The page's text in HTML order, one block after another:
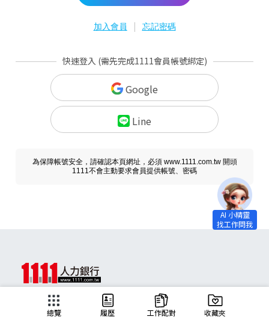
加入會員 | 忘記密碼
快速登入 (需先完成1111會員帳號綁定)
Google
Line
為保障帳號安全，請確認本頁網址，必須 www.1111.com.tw 開頭
1111不會主動要求會員提供帳號、密碼
總覽 履歷 工作配對 收藏夾